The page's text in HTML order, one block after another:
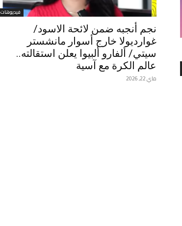
فيديوهات
نجم أنجبه ضمن لائحة الاسود/
غوارديولا خارج أسوار مانشستر
سيتي/ ألفارو ألبيوا يعلن استقالته..
عالم الكرة مع آسية
ماي 22, 2026